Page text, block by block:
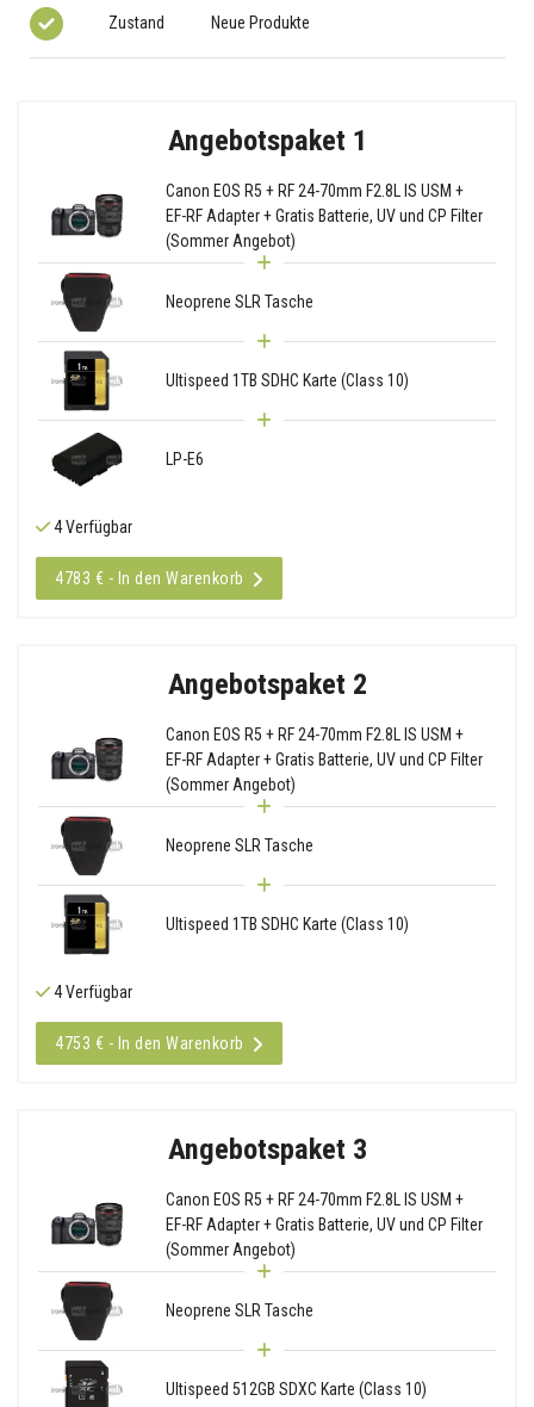
Zustand Neue Produkte
Angebotspaket 1
Canon EOS R5 + RF 24-70mm F2.8L IS USM +
EF-RF Adapter + Gratis Batterie, UV und CP Filter
(Sommer Angebot)
Neoprene SLR Tasche
Ultispeed 1TB SDHC Karte (Class 10)
LP-E6
4 Verfügbar
4783 € - In den Warenkorb
Angebotspaket 2
Canon EOS R5 + RF 24-70mm F2.8L IS USM +
EF-RF Adapter + Gratis Batterie, UV und CP Filter
(Sommer Angebot)
Neoprene SLR Tasche
Ultispeed 1TB SDHC Karte (Class 10)
4 Verfügbar
4753 € - In den Warenkorb
Angebotspaket 3
Canon EOS R5 + RF 24-70mm F2.8L IS USM +
EF-RF Adapter + Gratis Batterie, UV und CP Filter
(Sommer Angebot)
Neoprene SLR Tasche
Ultispeed 512GB SDXC Karte (Class 10)